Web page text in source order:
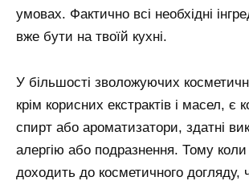
умовах. Фактично всі необхідні
вже бути на твоїй кухні.
У більшості зволожуючих
крім корисних екстрактів і масел, є
спирт або ароматизатори, здатні
алергію або подразнення. Тому
доходить до косметичного догляду,